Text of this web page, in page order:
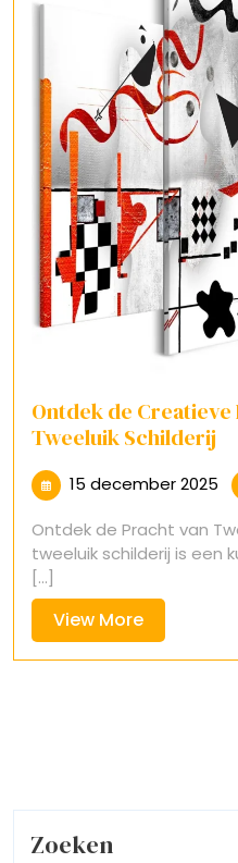
Ontdek de
Tweeluik Schilderij
15 december 2025 15
Ontdek de Pracht van
tweeluik schilderij is een
[...]
View MoreView
More
Zoeken